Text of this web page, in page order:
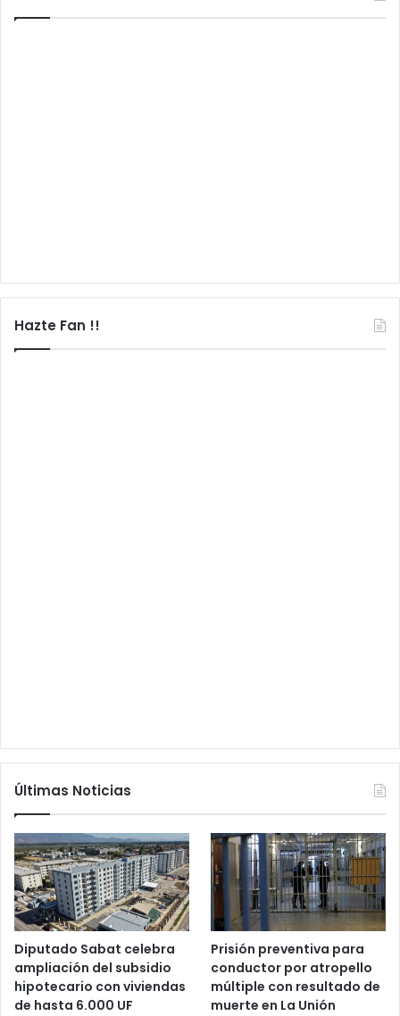
Hazte Fan !!
Últimas Noticias
Diputado Sabat celebra
ampliación del subsidio
hipotecario con viviendas
de hasta 6.000 UF
Prisión preventiva para
conductor por atropello
múltiple con resultado de
muerte en La Unión